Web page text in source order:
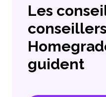
Les
conseillers
guident